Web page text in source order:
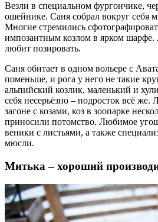
Везли в специальном фургончике,
ошейнике. Саня собрал вокруг себя
Многие стремились
импозантным козлом в ярком шарфе.
любит позировать.
Саня обитает в одном вольере с
поменьше, и рога у него не такие
альпийский козлик, маленький и
себя несерьёзно – подросток всё же.
загоне с козами, коз в зоопарке
приносили потомство. Любимое
веники с листьями, а также
мюсли.
Митька – хороший